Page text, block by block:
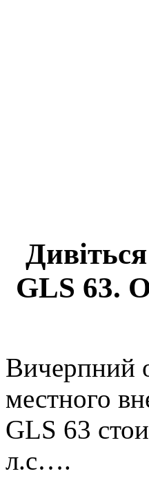
GLS 63.
Вичерпний
местного
GLS 63
л.с….